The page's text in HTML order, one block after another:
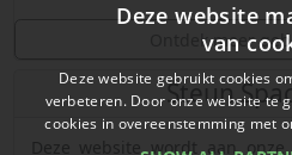
Ontdek meer
Steun
Deze website wordt aan
Deze website
van
Deze website gebruikt cookies
verbeteren. Door onze website te
cookies in overeenstemming met